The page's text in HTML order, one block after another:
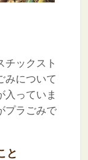
チックスト
みについて
入っていま
プラごみで
と